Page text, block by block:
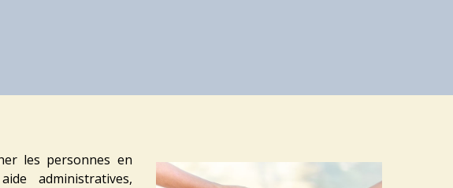
les personnes en
administratives,